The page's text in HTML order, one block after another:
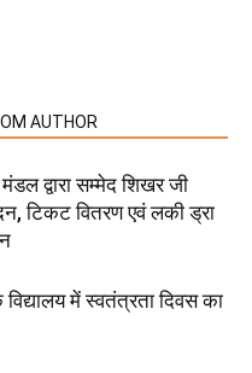
AUTHOR
द्वारा सम्मेद शिखर जी
टिकट वितरण एवं लकी ड्रा
में स्वतंत्रता दिवस का